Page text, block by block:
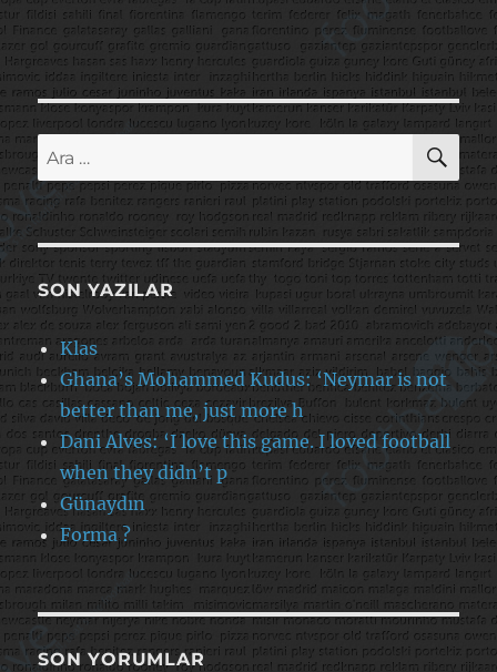
Ara:
SON YAZILAR
Klas
Ghana’s Mohammed Kudus: ‘Neymar is not
better than me, just more h
Dani Alves: ‘I love this game. I loved football
when they didn’t p
Günaydın
Forma ?
SON YORUMLAR